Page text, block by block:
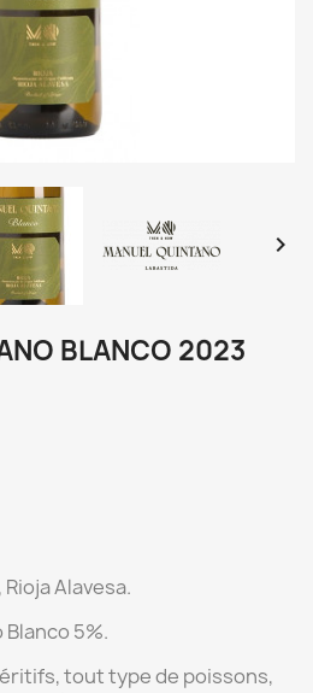

BLANCO 2023
, Rioja Alavesa.
5%.
tout type de poissons,